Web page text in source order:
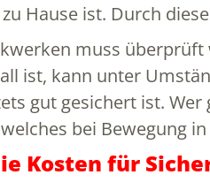
Hause ist. Durch
muss überprüft
ist, kann unter
gut gesichert ist.
bei Bewegung
Kosten für